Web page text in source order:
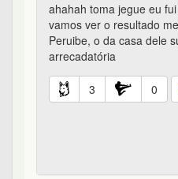
ahahah toma jegue eu
vamos ver o resultado
Peruibe, o da casa dele
arrecadatória
3 0